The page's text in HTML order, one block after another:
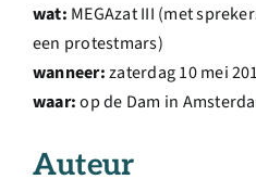
wat: MEGAzat III (met
een protestmars)
wanneer:zaterdag 10 mei
waar:op de Dam in
Auteur